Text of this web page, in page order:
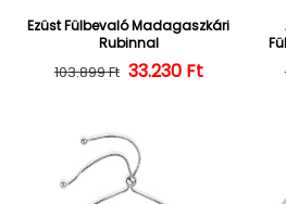
Ezüst Fülbevaló Madagaszkári
Rubinnal
Normál ár
103.899 Ft Kedvezményes ár
33.230 Ft